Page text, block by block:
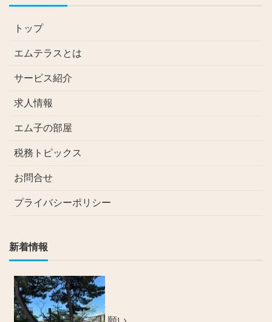
トップ
エムテラスとは
サービス紹介
求人情報
エム子の部屋
税務トピックス
お問合せ
プライバシーポリシー
新着情報